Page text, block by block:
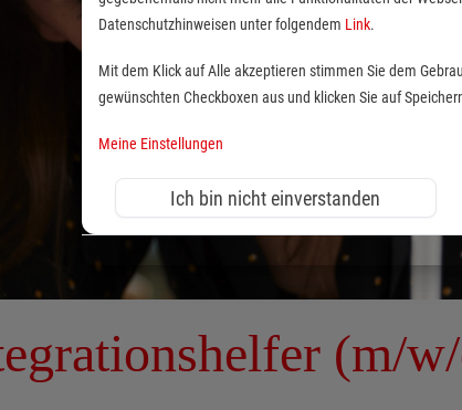
(m/
Datenschutzhinweisen unter folgendem Link.
Mit dem Klick auf Alle akzeptieren stimmen Sie dem
gewünschten Checkboxen aus und klicken Sie auf
Meine Einstellungen
Ich bin nicht einverstanden